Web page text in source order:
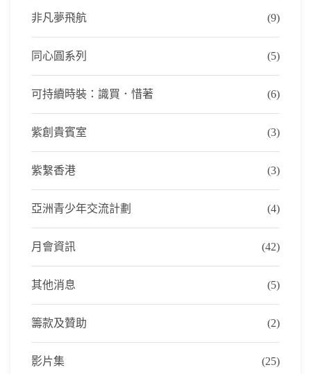
非凡夢飛航 (9)
同心圓系列 (5)
可持續時裝：識買．惜著 (6)
紫創貴賓室 (3)
紫繫香港 (3)
亞洲青少年交流計劃 (4)
月會資訊 (42)
其他消息 (5)
籌款及贊助 (2)
影片集 (25)